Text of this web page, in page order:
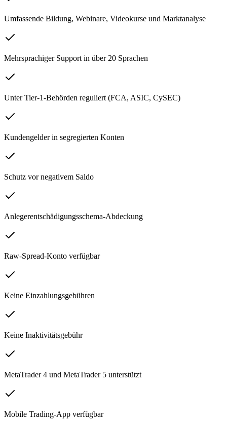
Umfassende Bildung, Webinare, Videokurse und Marktanalyse
Mehrsprachiger Support in über 20 Sprachen
Unter Tier-1-Behörden reguliert (FCA, ASIC, CySEC)
Kundengelder in segregierten Konten
Schutz vor negativem Saldo
Anlegerentschädigungsschema-Abdeckung
Raw-Spread-Konto verfügbar
Keine Einzahlungsgebühren
Keine Inaktivitätsgebühr
MetaTrader 4 und MetaTrader 5 unterstützt
Mobile Trading-App verfügbar